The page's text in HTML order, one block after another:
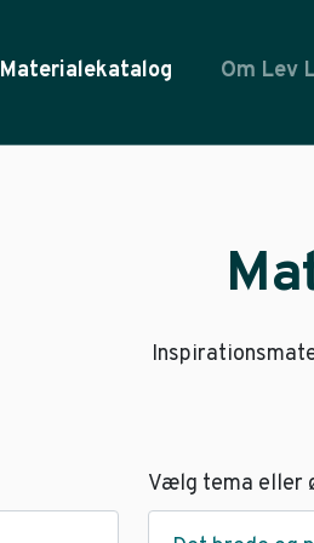
Materialekatalog Om Lev
Vælg tema eller